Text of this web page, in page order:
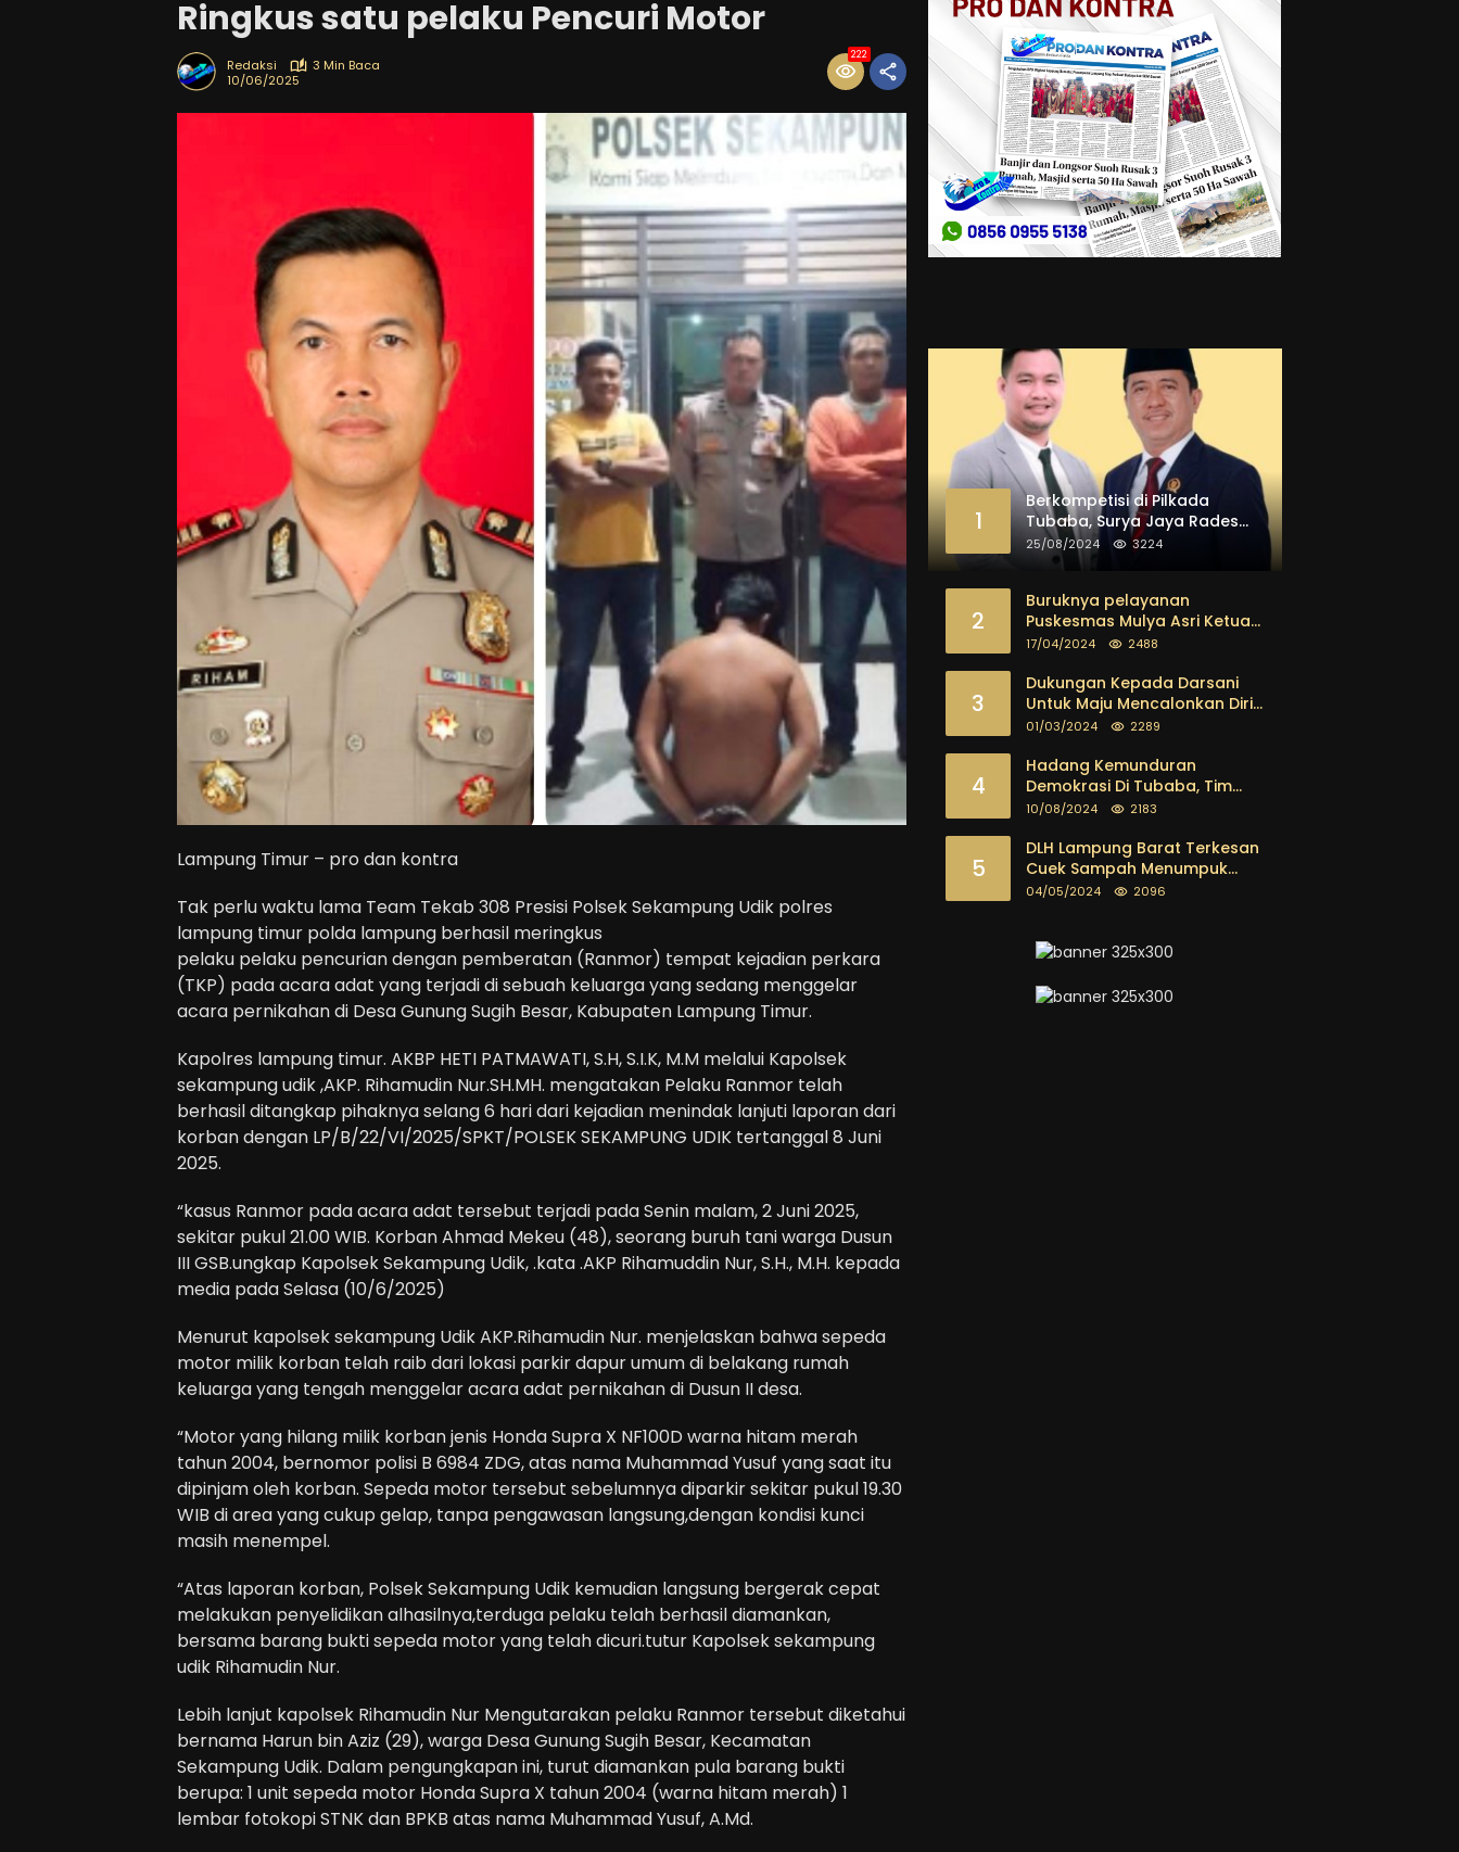
Ringkus satu pelaku Pencuri Motor
Redaksi
3 Min Baca
10/06/2025
222
Lampung Timur – pro dan kontra
Tak perlu waktu lama Team Tekab 308 Presisi Polsek Sekampung Udik polres
lampung timur polda lampung berhasil meringkus
pelaku pelaku pencurian dengan pemberatan (Ranmor) tempat kejadian perkara
(TKP) pada acara adat yang terjadi di sebuah keluarga yang sedang menggelar
acara pernikahan di Desa Gunung Sugih Besar, Kabupaten Lampung Timur.
Kapolres lampung timur. AKBP HETI PATMAWATI, S.H, S.I.K, M.M melalui Kapolsek
sekampung udik ,AKP. Rihamudin Nur.SH.MH. mengatakan Pelaku Ranmor telah
berhasil ditangkap pihaknya selang 6 hari dari kejadian menindak lanjuti laporan dari
korban dengan LP/B/22/VI/2025/SPKT/POLSEK SEKAMPUNG UDIK tertanggal 8 Juni
2025.
“kasus Ranmor pada acara adat tersebut terjadi pada Senin malam, 2 Juni 2025,
sekitar pukul 21.00 WIB. Korban Ahmad Mekeu (48), seorang buruh tani warga Dusun
III GSB.ungkap Kapolsek Sekampung Udik, .kata .AKP Rihamuddin Nur, S.H., M.H. kepada
media pada Selasa (10/6/2025)
Menurut kapolsek sekampung Udik AKP.Rihamudin Nur. menjelaskan bahwa sepeda
motor milik korban telah raib dari lokasi parkir dapur umum di belakang rumah
keluarga yang tengah menggelar acara adat pernikahan di Dusun II desa.
“Motor yang hilang milik korban jenis Honda Supra X NF100D warna hitam merah
tahun 2004, bernomor polisi B 6984 ZDG, atas nama Muhammad Yusuf yang saat itu
dipinjam oleh korban. Sepeda motor tersebut sebelumnya diparkir sekitar pukul 19.30
WIB di area yang cukup gelap, tanpa pengawasan langsung,dengan kondisi kunci
masih menempel.
“Atas laporan korban, Polsek Sekampung Udik kemudian langsung bergerak cepat
melakukan penyelidikan alhasilnya,terduga pelaku telah berhasil diamankan,
bersama barang bukti sepeda motor yang telah dicuri.tutur Kapolsek sekampung
udik Rihamudin Nur.
Lebih lanjut kapolsek Rihamudin Nur Mengutarakan pelaku Ranmor tersebut diketahui
bernama Harun bin Aziz (29), warga Desa Gunung Sugih Besar, Kecamatan
Sekampung Udik. Dalam pengungkapan ini, turut diamankan pula barang bukti
berupa: 1 unit sepeda motor Honda Supra X tahun 2004 (warna hitam merah) 1
lembar fotokopi STNK dan BPKB atas nama Muhammad Yusuf, A.Md.
1
Berkompetisi di Pilkada
Tubaba, Surya Jaya Rades
dan Paisol Dipastikan Maju
25/08/2024 3224
2
Buruknya pelayanan
Puskesmas Mulya Asri Ketua
FKPK Mendesak Kadis Dinkes
Tegas
17/04/2024 2488
3
Dukungan Kepada Darsani
Untuk Maju Mencalonkan Diri
sebagai Calon Bupati
Dari Kalangan Pemuda
sampai dengan tokoh
masyarakat
01/03/2024 2289
4
Hadang Kemunduran
Demokrasi Di Tubaba, Tim
Pemenangan Kotak Kosong
10/08/2024 2183
5
DLH Lampung Barat Terkesan
Cuek Sampah Menumpuk
Tebarkan Bau Busuk
04/05/2024 2096